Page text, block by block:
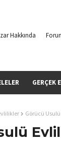
Hakkında
GERÇEK
Görücü